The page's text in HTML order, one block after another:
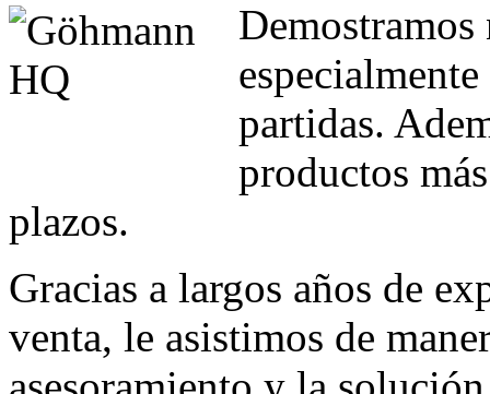
partidas.
productos
plazos.
Gracias a largos años de
venta, le asistimos de